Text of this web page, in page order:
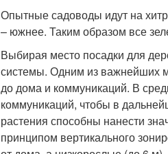
Опытные садоводы идут на
– южнее. Таким образом все
Выбирая место посадки для
системы. Одним из важнейших
до дома и коммуникаций. В
коммуникаций, чтобы в
растения способны нанести
принципом вертикального